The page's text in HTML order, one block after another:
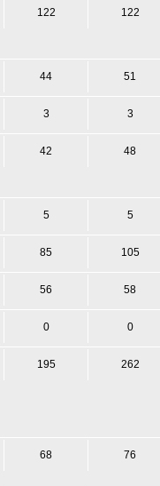
122 122
44 51
3 3
42 48
5 5
85 105
56 58
0 0
195 262
68 76